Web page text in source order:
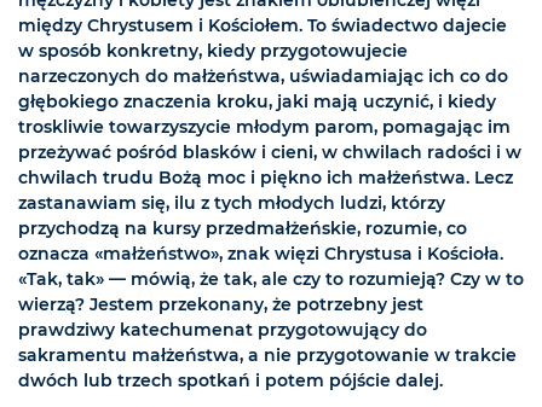
między Chrystusem i Kościołem. To świadectwo dajecie
w sposób konkretny, kiedy przygotowujecie
narzeczonych do małżeństwa, uświadamiając ich co do
głębokiego znaczenia kroku, jaki mają uczynić, i kiedy
troskliwie towarzyszycie młodym parom, pomagając im
przeżywać pośród blasków i cieni, w chwilach radości i w
chwilach trudu Bożą moc i piękno ich małżeństwa. Lecz
zastanawiam się, ilu z tych młodych ludzi, którzy
przychodzą na kursy przedmałżeńskie, rozumie, co
oznacza «małżeństwo», znak więzi Chrystusa i Kościoła.
«Tak, tak» — mówią, że tak, ale czy to rozumieją? Czy w to
wierzą? Jestem przekonany, że potrzebny jest
prawdziwy katechumenat przygotowujący do
sakramentu małżeństwa, a nie przygotowanie w trakcie
dwóch lub trzech spotkań i potem pójście dalej.